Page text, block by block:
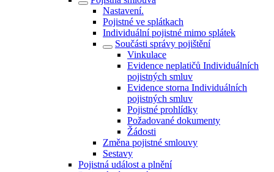
Nastavení.
Pojistné ve splátkach
Individuální pojistné mimo splátek
Součásti správy pojištění
Vinkulace
Evidence neplatičů Individuálních
pojistných smluv
Evidence storna Individuálních
pojistných smluv
Pojistné prohlídky
Požadované dokumenty
Žádosti
Změna pojistné smlouvy
Sestavy
Pojistná událost a plnění